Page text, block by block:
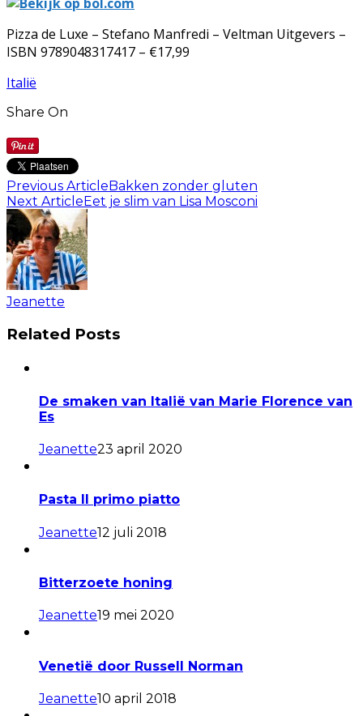
Pizza de Luxe – Stefano Manfredi – Veltman Uitgevers –
ISBN 9789048317417 – €17,99
Italië
Share On
Previous Article Bakken zonder gluten
Next Article Eet je slim van Lisa Mosconi
Jeanette
Related Posts
De smaken van Italië van Marie Florence van
Es
Jeanette23 april 2020
Pasta Il primo piatto
Jeanette12 juli 2018
Bitterzoete honing
Jeanette19 mei 2020
Venetië door Russell Norman
Jeanette10 april 2018